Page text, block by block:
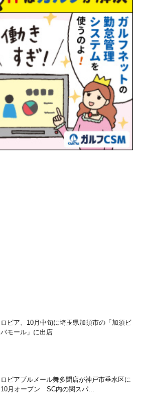
ロピア、10月中旬に埼玉県加須市の「加須ビ
バモール」に出店
ロピアブルメール舞多聞店が神戸市垂水区に
10月オープン SC内の関スパ...